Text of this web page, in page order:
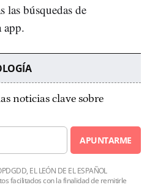
las búsquedas de
app.
noticias clave sobre
APUNTARME
EL LEÓN DE EL ESPAÑOL
facilitados con la finalidad de remitirle